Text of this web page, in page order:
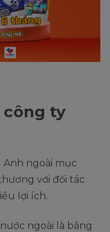
công ty
ngoài mục
với đối tác
lợi ích.
ngoài là bằng